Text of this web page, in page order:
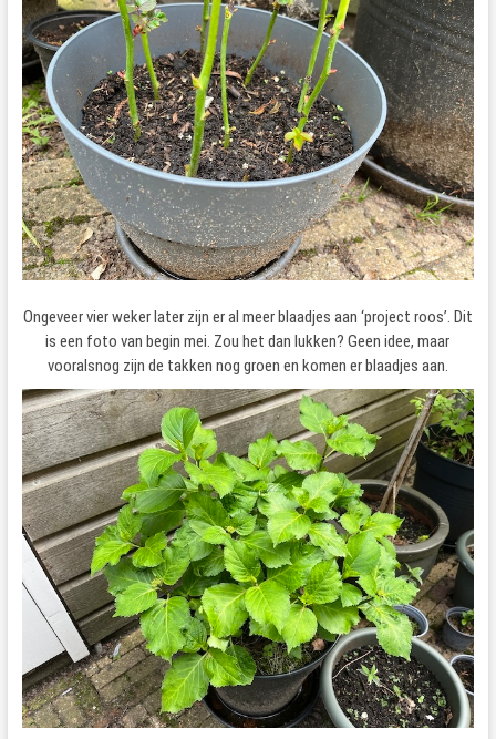
Ongeveer vier weker later zijn er al meer blaadjes aan ‘project roos’. Dit
is een foto van begin mei. Zou het dan lukken? Geen idee, maar
vooralsnog zijn de takken nog groen en komen er blaadjes aan.